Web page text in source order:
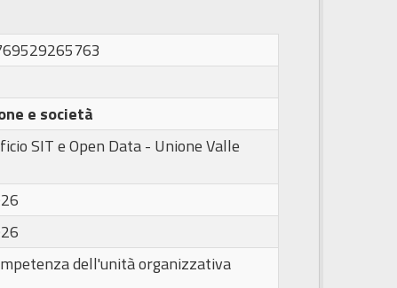
e società
SIT e Open Data - Unione Valle
dell'unità organizzativa